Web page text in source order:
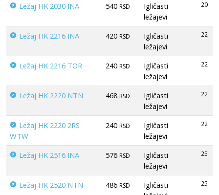
Ležaj HK 2030 INA 540 RSD
Igličasti
ležajevi
20
Ležaj HK 2216 INA 420 RSD
Igličasti
ležajevi
22
Ležaj HK 2216 TOR 240 RSD
Igličasti
ležajevi
22
Ležaj HK 2220 NTN 468 RSD
Igličasti
ležajevi
22
Ležaj HK 2220 2RS
WTW
240 RSD
Igličasti
ležajevi
22
Ležaj HK 2516 INA 576 RSD
Igličasti
ležajevi
25
Ležaj HK 2520 NTN 486 RSD
Igličasti
25